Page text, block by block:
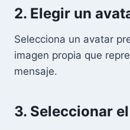
2. Elegir un
Selecciona un avatar
imagen propia que
mensaje.
3. Seleccionar